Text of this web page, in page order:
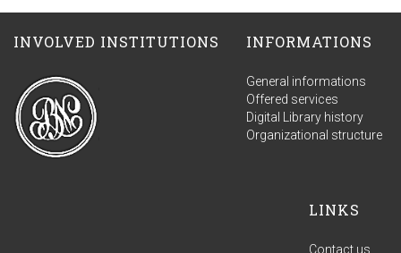
INVOLVED INSTITUTIONS INFORMATIONS
General informations
Offered services
Digital Library history
Organizational structure
LINKS
Contact us